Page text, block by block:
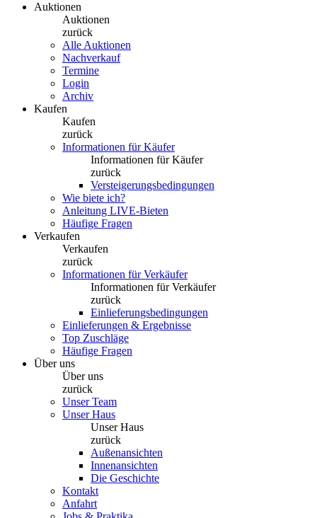
Auktionen
Auktionen
zurück
Alle Auktionen
Nachverkauf
Termine
Login
Archiv
Kaufen
Kaufen
zurück
Informationen für Käufer
Informationen für Käufer
zurück
Versteigerungsbedingungen
Wie biete ich?
Anleitung LIVE-Bieten
Häufige Fragen
Verkaufen
Verkaufen
zurück
Informationen für Verkäufer
Informationen für Verkäufer
zurück
Einlieferungsbedingungen
Einlieferungen & Ergebnisse
Top Zuschläge
Häufige Fragen
Über uns
Über uns
zurück
Unser Team
Unser Haus
Unser Haus
zurück
Außenansichten
Innenansichten
Die Geschichte
Kontakt
Anfahrt